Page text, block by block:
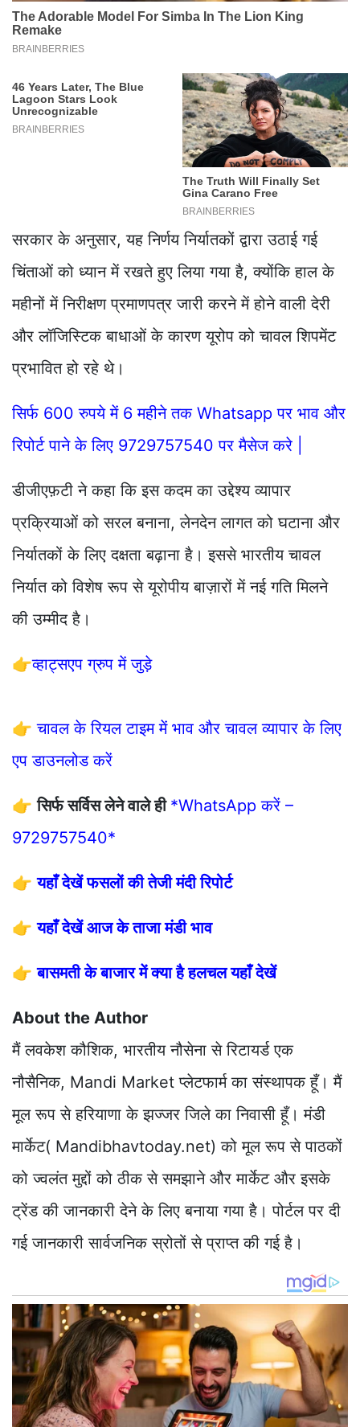
सरकार के अनुसार, यह निर्णय निर्यातकों द्वारा उठाई गई
चिंताओं को ध्यान में रखते हुए लिया गया है, क्योंकि हाल के
महीनों में निरीक्षण प्रमाणपत्र जारी करने में होने वाली देरी
और लॉजिस्टिक बाधाओं के कारण यूरोप को चावल शिपमेंट
प्रभावित हो रहे थे।
सिर्फ 600 रुपये में 6 महीने तक Whatsapp पर भाव और
रिपोर्ट पाने के लिए 9729757540 पर मैसेज करे |
डीजीएफ़टी ने कहा कि इस कदम का उद्देश्य व्यापार
प्रक्रियाओं को सरल बनाना, लेनदेन लागत को घटाना और
निर्यातकों के लिए दक्षता बढ़ाना है। इससे भारतीय चावल
निर्यात को विशेष रूप से यूरोपीय बाज़ारों में नई गति मिलने
की उम्मीद है।
👉व्हाट्सएप ग्रुप में जुड़े
👉चावल के रियल टाइम में भाव और चावल व्यापार के लिए
एप डाउनलोड करें
👉सिर्फ सर्विस लेने वाले ही *WhatsApp करें –
9729757540*
👉यहाँ देखें फसलों की तेजी मंदी रिपोर्ट
👉यहाँ देखें आज के ताजा मंडी भाव
👉बासमती के बाजार में क्या है हलचल यहाँ देखें
About the Author
मैं लवकेश कौशिक, भारतीय नौसेना से रिटायर्ड एक
नौसैनिक, Mandi Market प्लेटफार्म का संस्थापक हूँ। मैं
मूल रूप से हरियाणा के झज्जर जिले का निवासी हूँ। मंडी
मार्केट( Mandibhavtoday.net) को मूल रूप से पाठकों
को ज्वलंत मुद्दों को ठीक से समझाने और मार्केट और इसके
ट्रेंड की जानकारी देने के लिए बनाया गया है। पोर्टल पर दी
गई जानकारी सार्वजनिक स्रोतों से प्राप्त की गई है।